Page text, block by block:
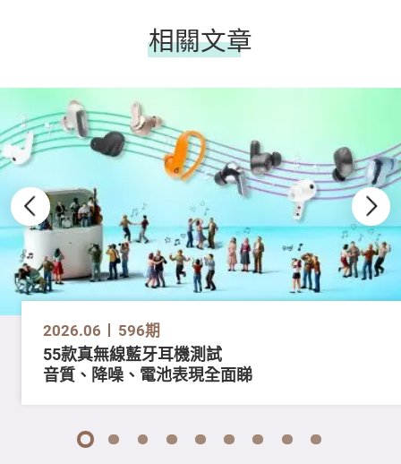
相關文章
2026.06 596期
55款真無線藍牙耳機測試
音質、降噪、電池表現全面睇
1 2 3 4 5 6 7 8 9